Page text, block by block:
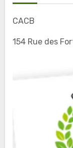
CACB
154 Rue des